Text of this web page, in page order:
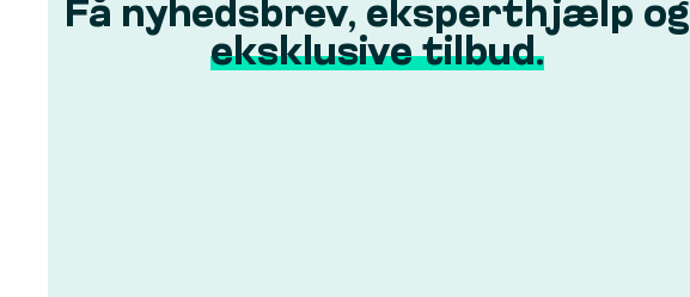
Få nyhedsbrev, eksperthjælp og
eksklusive tilbud.